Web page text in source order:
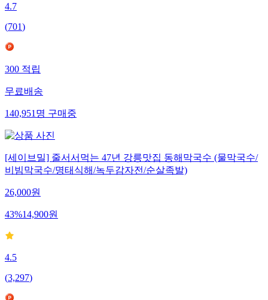
4.7
(701)
300 적립
무료배송
140,951 명 구매중
[세이브밀] 줄서서먹는 47년 강릉맛집 동해막국수 (물막국수/
비빔막국수/명태식해/녹두감자전/순살족발)
26,000원
43%14,900원
4.5
(3,297)